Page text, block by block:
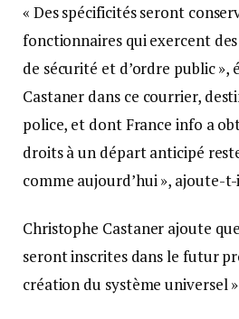
« Des spécificités seront
fonctionnaires qui exercent
de sécurité et d’ordre public »,
Castaner dans ce courrier,
police, et dont France info a
droits à un départ anticipé
comme aujourd’hui », ajoute-
Christophe Castaner ajoute
seront inscrites dans le futur
création du système universel